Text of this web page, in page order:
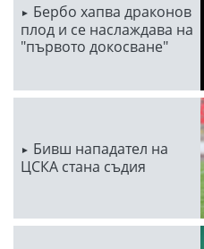
Бербо хапва драконов
плод и се наслаждава на
"първото докосване"
Бивш нападател на
ЦСКА стана съдия